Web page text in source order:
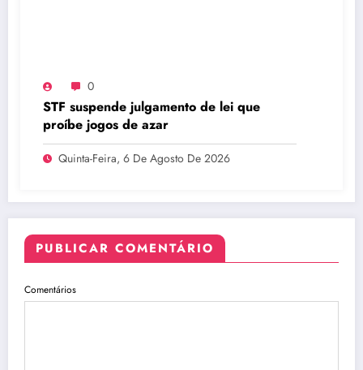
0
STF suspende julgamento de lei que
proíbe jogos de azar
Quinta-Feira, 6 De Agosto De 2026
PUBLICAR COMENTÁRIO
Comentários